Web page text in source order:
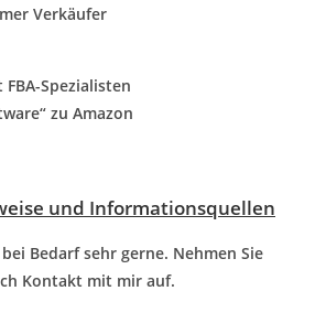
Verkäufer
Spezialisten
zu Amazon
und Informationsquellen
Bedarf sehr gerne. Nehmen Sie
Kontakt mit mir auf.